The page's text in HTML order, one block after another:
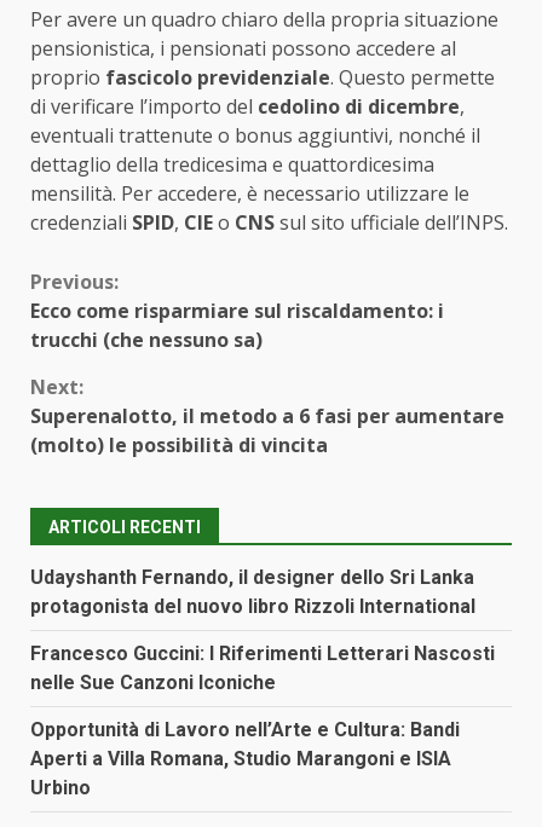
Per avere un quadro chiaro della propria situazione
pensionistica, i pensionati possono accedere al
proprio fascicolo previdenziale. Questo permette
di verificare l’importo del cedolino di dicembre,
eventuali trattenute o bonus aggiuntivi, nonché il
dettaglio della tredicesima e quattordicesima
mensilità. Per accedere, è necessario utilizzare le
credenziali SPID, CIEo CNSsul sito ufficiale dell’INPS.
Continue
Reading
Previous:
Ecco come risparmiare sul riscaldamento: i
trucchi (che nessuno sa)
Next:
Superenalotto, il metodo a 6 fasi per aumentare
(molto) le possibilità di vincita
ARTICOLI RECENTI
Udayshanth Fernando, il designer dello Sri Lanka
protagonista del nuovo libro Rizzoli International
Francesco Guccini: I Riferimenti Letterari Nascosti
nelle Sue Canzoni Iconiche
Opportunità di Lavoro nell’Arte e Cultura: Bandi
Aperti a Villa Romana, Studio Marangoni e ISIA
Urbino